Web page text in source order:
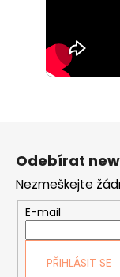
Z
Odebírat
Nezmeškejte
E-mail
PŘIHLÁSIT SE